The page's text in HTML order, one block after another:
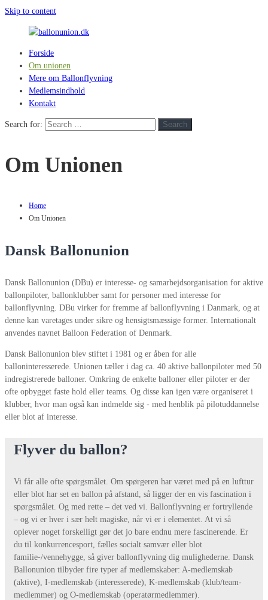
Skip to content
ballonunion.dk
hvad
blæser
Forside
Om unionen
Mere om Ballonflyvning
Medlemsindhold
Kontakt
Search for: Search
Om Unionen
Home
Om Unionen
Dansk Ballonunion
Dansk Ballonunion (DBu) er interesse- og samarbejdsorganisation for aktive
ballonpiloter, ballonklubber samt for personer med interesse for
ballonflyvning. DBu virker for fremme af ballonflyvning i Danmark, og at
denne kan varetages under sikre og hensigtsmæssige former. Internationalt
anvendes navnet Balloon Federation of Denmark.
Dansk Ballonunion blev stiftet i 1981 og er åben for alle
balloninteresserede. Unionen tæller i dag ca. 40 aktive ballonpiloter med 50
indregistrerede balloner. Omkring de enkelte balloner eller piloter er der
ofte opbygget faste hold eller teams. Og disse kan igen være organiseret i
klubber, hvor man også kan indmelde sig - med henblik på pilotuddannelse
eller blot af interesse.
Flyver du ballon?
Vi får alle ofte spørgsmålet. Om spørgeren har været med på en lufttur
eller blot har set en ballon på afstand, så ligger der en vis fascination i
spørgsmålet. Og med rette – det ved vi. Ballonflyvning er fortryllende
– og vi er hver i sær helt magiske, når vi er i elementet. At vi så
oplever noget forskelligt gør det jo bare endnu mere fascinerende. Er
du til konkurrencesport, fælles socialt samvær eller blot
familie-/vennehygge, så giver ballonflyvning dig mulighederne. Dansk
Ballonunion tilbyder fire typer af medlemskaber: A-medlemskab
(aktive), I-medlemskab (interesserede), K-medlemskab (klub/team-
medlemmer) og O-medlemskab (operatørmedlemmer).